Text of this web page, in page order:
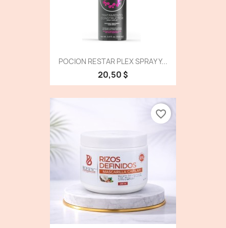
POCION RESTAR PLEX SPRAY Y...
20,50 $
favorite_border